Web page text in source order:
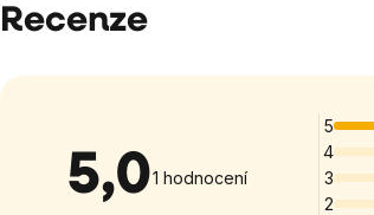
Recenze
5,0Průměrné
1 hodnocení
5
4
3
2